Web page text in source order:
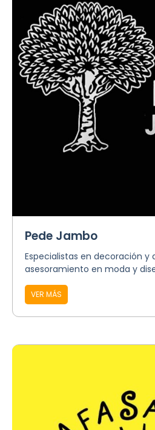
Pede Jambo
Especialistas en decoración y
asesoramiento en moda y
VER MÁS